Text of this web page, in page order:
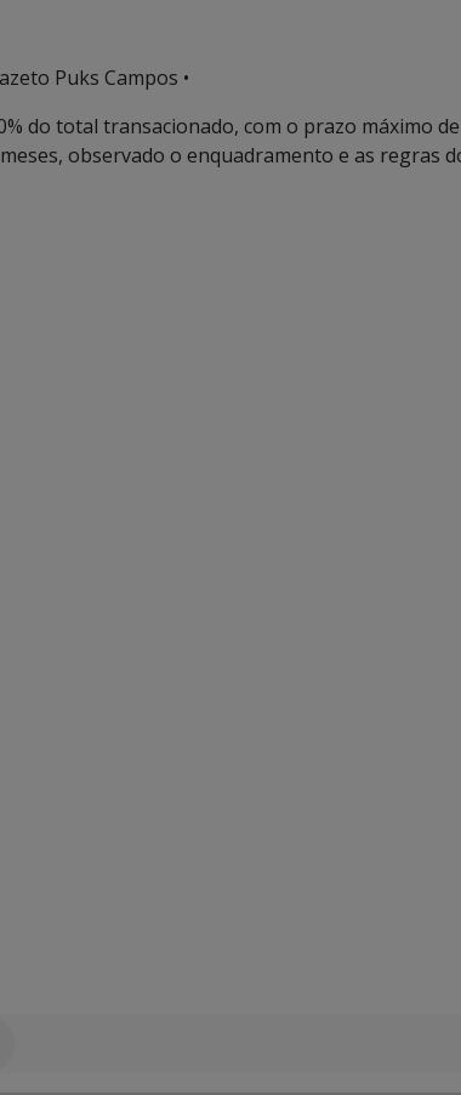
Puks Campos •
do total transacionado, com o prazo máximo de
observado o enquadramento e as regras